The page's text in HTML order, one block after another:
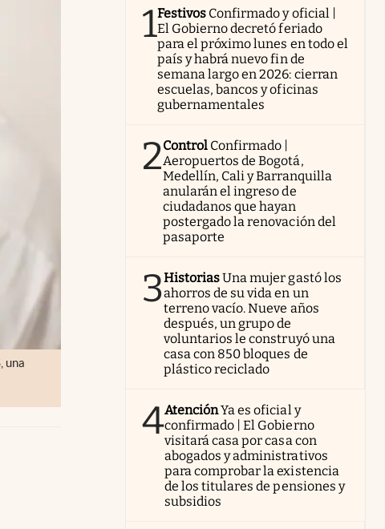
una
1Festivos Confirmado y oficial |
El Gobierno decretó feriado
para el próximo lunes en todo el
país y habrá nuevo fin de
semana largo en 2026: cierran
escuelas, bancos y oficinas
gubernamentales
2Control Confirmado |
Aeropuertos de Bogotá,
Medellín, Cali y Barranquilla
anularán el ingreso de
ciudadanos que hayan
postergado la renovación del
pasaporte
3HistoriasUna mujer gastó los
ahorros de su vida en un
terreno vacío. Nueve años
después, un grupo de
voluntarios le construyó una
casa con 850 bloques de
plástico reciclado
4AtenciónYa es oficial y
confirmado | El Gobierno
visitará casa por casa con
abogados y administrativos
para comprobar la existencia
de los titulares de pensiones y
subsidios